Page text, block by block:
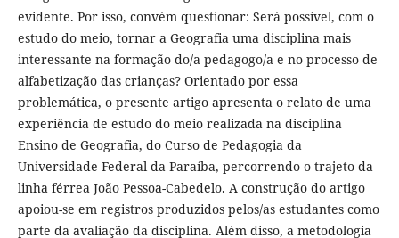
evidente. Por isso, convém questionar: Será possível, com o
estudo do meio, tornar a Geografia uma disciplina mais
interessante na formação do/a pedagogo/a e no processo de
alfabetização das crianças? Orientado por essa
problemática, o presente artigo apresenta o relato de uma
experiência de estudo do meio realizada na disciplina
Ensino de Geografia, do Curso de Pedagogia da
Universidade Federal da Paraíba, percorrendo o trajeto da
linha férrea João Pessoa-Cabedelo. A construção do artigo
apoiou-se em registros produzidos pelos/as estudantes como
parte da avaliação da disciplina. Além disso, a metodologia